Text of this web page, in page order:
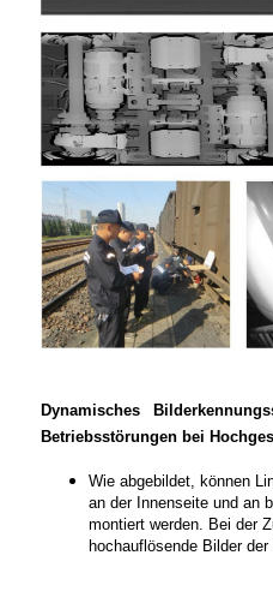
Dynamisches
Betriebsstörungen bei
Wie abgebildet, können
an der Innenseite und an
montiert werden. Bei der
hochauflösende Bilder